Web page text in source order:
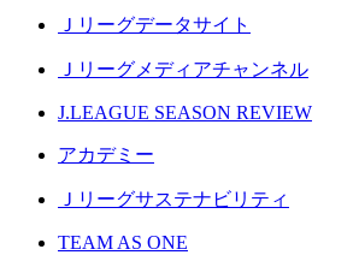
Ｊリーグデータサイト
Ｊリーグメディアチャンネル
J.LEAGUE SEASON REVIEW
アカデミー
Ｊリーグサステナビリティ
TEAM AS ONE